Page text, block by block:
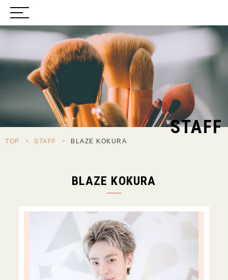
STAFF
TOP > STAFF > BLAZE KOKURA
BLAZE KOKURA